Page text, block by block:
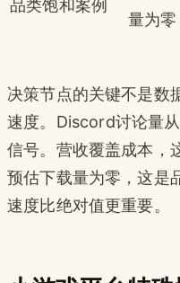
品类饱和案例
量为零
决策节点的关键不是数
速度。Discord讨论量
信号。营收覆盖成本，
预估下载量为零，这是
速度比绝对值更重要。